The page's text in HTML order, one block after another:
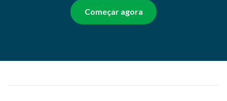
Começar agora